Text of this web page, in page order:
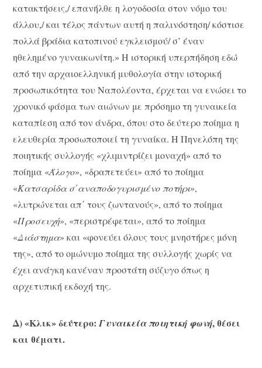
κατακτήσεις,/ επανήλθε η λογοδοσία στον νόμο του
άλλου,/ και τέλος πάντων αυτή η παλινόστηση/ κόστισε
πολλά βράδια κατοπινού εγκλεισμού/ σ’ έναν
ηθελημένο γυναικωνίτη.» Η ιστορική υπερπήδηση εδώ
από την αρχαιοελληνική μυθολογία στην ιστορική
προσωπικότητα του Ναπολέοντα, έρχεται να ενώσει το
χρονικό φάσμα των αιώνων με πρόσημο τη γυναικεία
καταπίεση από τον άνδρα, όπου στο δεύτερο ποίημα η
ελευθερία προσωποποιεί τη γυναίκα. Η Πηνελόπη της
ποιητικής συλλογής «χλιμιντρίζει μοναχή» από το
ποίημα «Άλογο», «δραπετεύει» από το ποίημα
«Κατσαρίδα σ΄αναποδογυρισμένο ποτήρι»,
«λυτρώνεται απ΄ τους ζωντανούς», από το ποίημα
«Προσευχή», «περιστρέφεται», από το ποίημα
«Διάστημα» και «φονεύει όλους τους μνηστήρες μόνη
της», από το ομώνυμο ποίημα της συλλογής χωρίς να
έχει ανάγκη κανέναν προστάτη σύζυγο όπως η
αρχετυπική εκδοχή της.
Δ) «Κλικ» δεύτερο:Γυναικεία ποιητική φωνή, θέσει
και θέματι.